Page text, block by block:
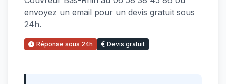
envoyez un email pour un devis gratuit sous
24h.
Réponse sous 24h Devis gratuit